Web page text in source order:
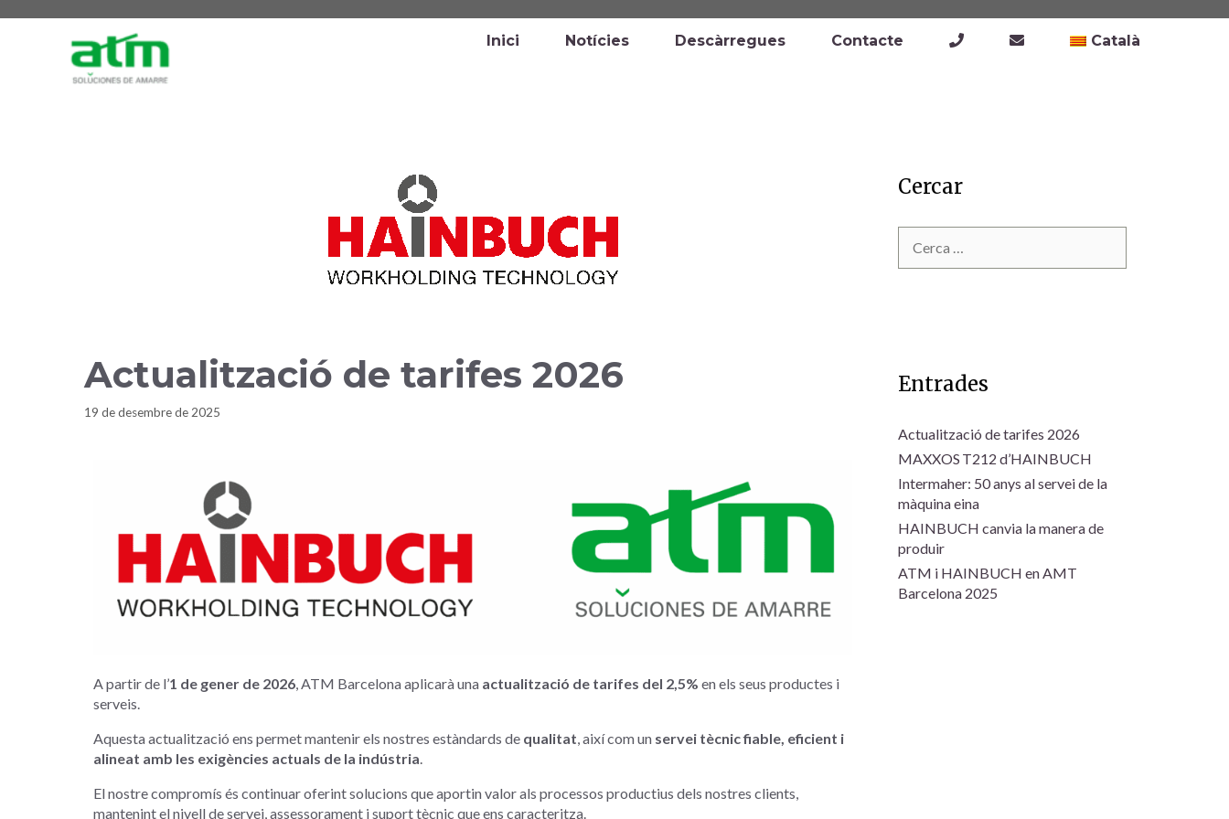
Inici Notícies Descàrregues Contacte Català
Actualització de tarifes 2026
19 de desembre de 2025
A partir de l’1 de gener de 2026 , ATM Barcelona aplicarà una actualització de tarifes del 2,5% en els seus productes i
serveis.
Aquesta actualització ens permet mantenir els nostres estàndards de qualitat , així com un servei tècnic fiable, eficient i
alineat amb les exigències actuals de la indústria
El nostre compromís és continuar oferint solucions que aportin valor als processos productius dels nostres clients,
mantenint el nivell de servei, assessorament i suport tècnic que ens caracteritza.
Cercar
Entrades
Actualització de tarifes 2026
MAXXOS T212 d’HAINBUCH
Intermaher: 50 anys al servei de la
màquina eina
HAINBUCH canvia la manera de
produir
ATM i HAINBUCH en AMT
Barcelona 2025